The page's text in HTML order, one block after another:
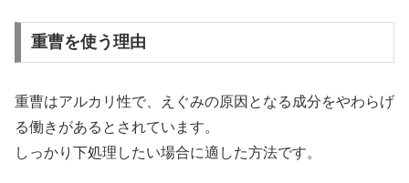
重曹を使う理由
重曹はアルカリ性で、えぐみの原因となる成分をやわらげ
る働きがあるとされています。
しっかり下処理したい場合に適した方法です。